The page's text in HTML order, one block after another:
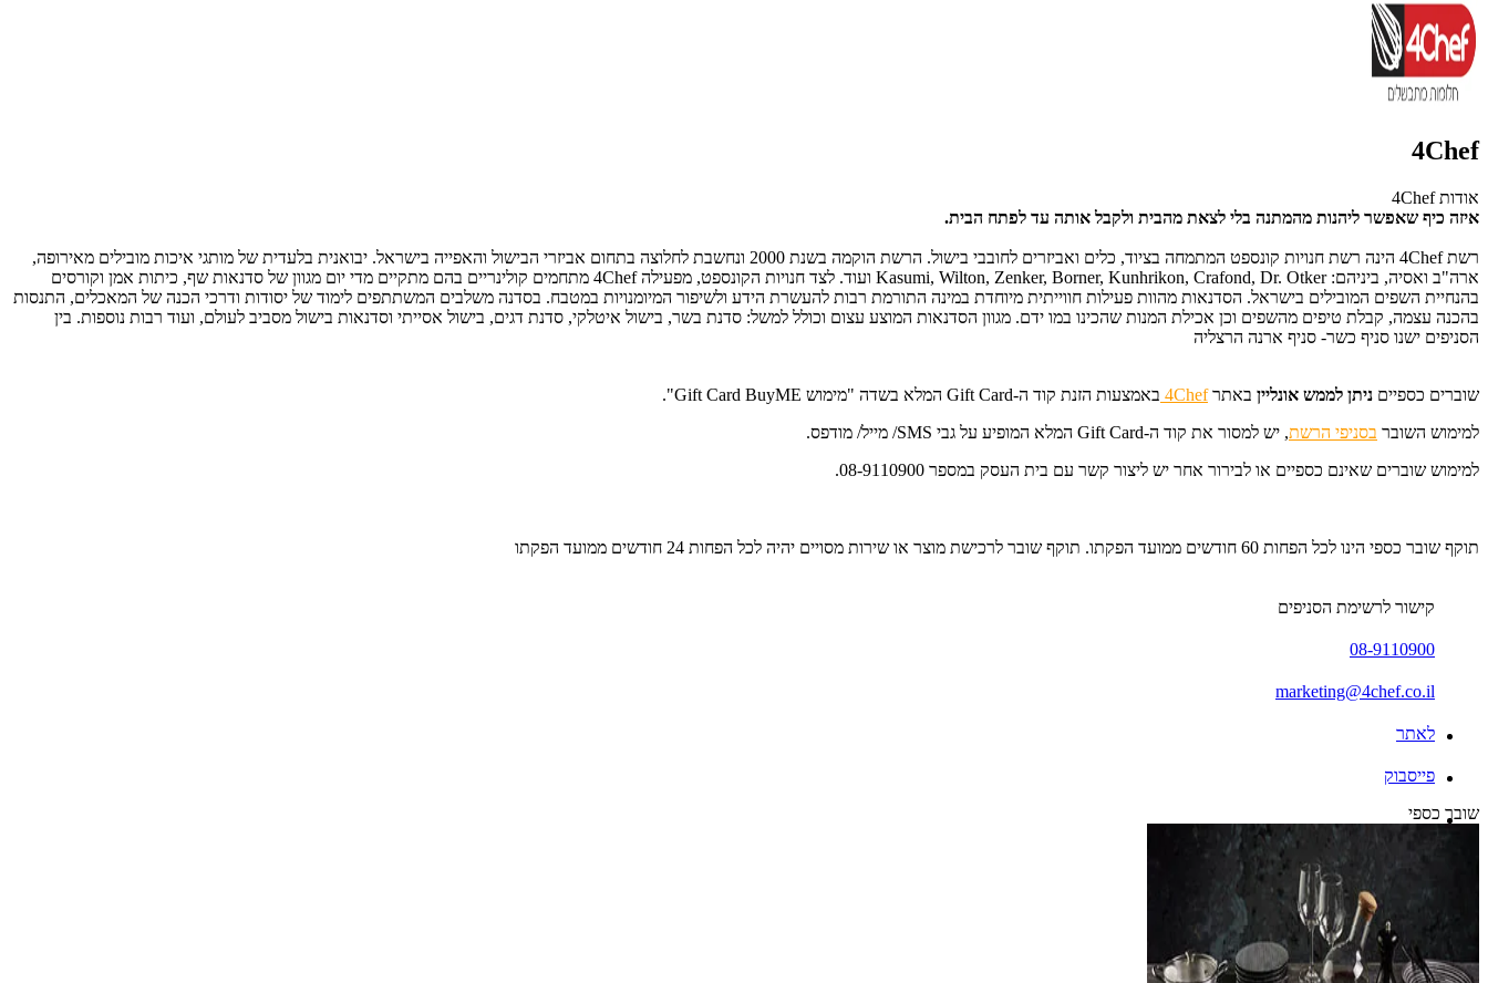
4Chef
אודות 4Chef
איזה כיף שאפשר ליהנות מהמתנה בלי לצאת מהבית ולקבל אותה עד לפתח הבית.
רשת 4Chef הינה רשת חנויות קונספט המתמחה בציוד, כלים ואביזרים לחובבי בישול. הרשת הוקמה בשנת 2000 ונחשבת לחלוצה בתחום אביזרי הבישול והאפייה בישראל. יבואנית בלעדית של מותגי איכות מובילים מאירופה,
ארה"ב ואסיה, ביניהם: Kasumi, Wilton, Zenker, Borner, Kunhrikon, Crafond, Dr. Otker ועוד. לצד חנויות הקונספט, מפעילה 4Chef מתחמים קולינריים בהם מתקיים מדי יום מגוון של סדנאות שף, כיתות אמן וקורסים
בהנחיית השפים המובילים בישראל. הסדנאות מהוות פעילות חווייתית מיוחדת במינה התורמת רבות להעשרת הידע ולשיפור המיומנויות במטבח. בסדנה משלבים המשתתפים לימוד של יסודות ודרכי הכנה של המאכלים, התנסות
בהכנה עצמה, קבלת טיפים מהשפים וכן אכילת המנות שהכינו במו ידם. מגוון הסדנאות המוצע עצום וכולל למשל: סדנת בשר, בישול איטלקי, סדנת דגים, בישול אסייתי וסדנאות בישול מסביב לעולם, ועוד רבות נוספות. בין
הסניפים ישנו סניף כשר- סניף ארנה הרצליה
שוברים כספיים ניתן לממש אונליין באתר4Chef באמצעות הזנת קוד ה-Gift Card המלא בשדה "מימוש Gift Card BuyME".
למימוש השובר בסניפי הרשת, יש למסור את קוד ה-Gift Card המלא המופיע על גבי SMS/ מייל/ מודפס.
למימוש שוברים שאינם כספיים או לבירור אחר יש ליצור קשר עם בית העסק במספר 08-9110900.
תוקף שובר כספי הינו לכל הפחות 60 חודשים ממועד הפקתו. תוקף שובר לרכישת מוצר או שירות מסויים יהיה לכל הפחות 24 חודשים ממועד הפקתו
קישור לרשימת הסניפים
08-9110900
marketing@4chef.co.il
לאתר
פייסבוק
שובר כספי